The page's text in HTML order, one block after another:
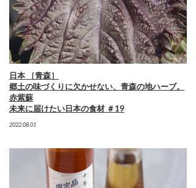
日本 ［青森］
郷土の味づくりに欠かせない、青森の地ハーブ。
赤紫蘇
未来に届けたい日本の食材 ＃19
2022.08.01